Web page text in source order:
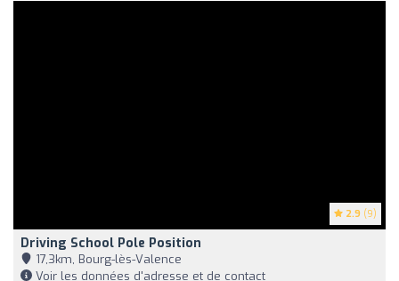
2.9 (9)
Driving School Pole Position
17,3km, Bourg-lès-Valence
Voir les données d'adresse et de contact